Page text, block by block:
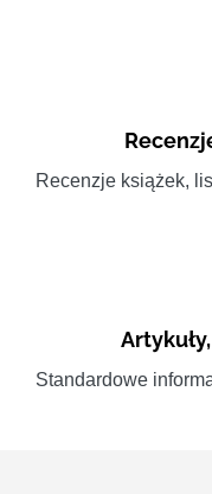
Recenzje książek,
Artykuły,
Standardowe